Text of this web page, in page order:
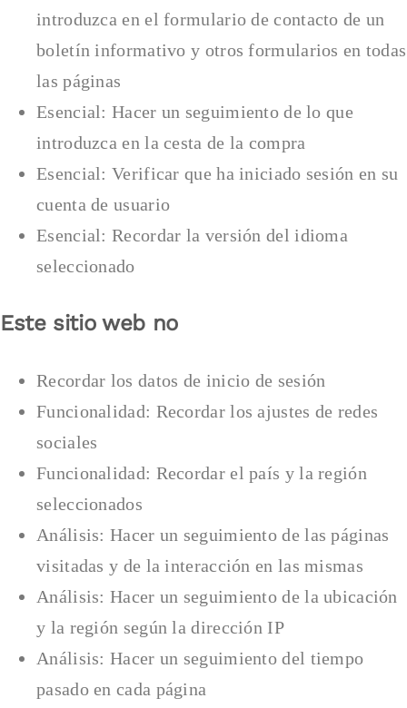
introduzca en el formulario de contacto de un
boletín informativo y otros formularios en todas
las páginas
Esencial: Hacer un seguimiento de lo que
introduzca en la cesta de la compra
Esencial: Verificar que ha iniciado sesión en su
cuenta de usuario
Esencial: Recordar la versión del idioma
seleccionado
Este sitio web no
Recordar los datos de inicio de sesión
Funcionalidad: Recordar los ajustes de redes
sociales
Funcionalidad: Recordar el país y la región
seleccionados
Análisis: Hacer un seguimiento de las páginas
visitadas y de la interacción en las mismas
Análisis: Hacer un seguimiento de la ubicación
y la región según la dirección IP
Análisis: Hacer un seguimiento del tiempo
pasado en cada página